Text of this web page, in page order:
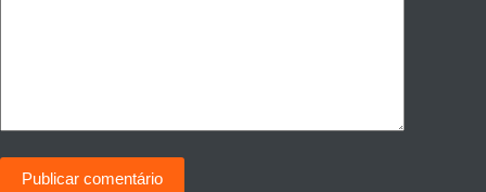
Publicar comentário